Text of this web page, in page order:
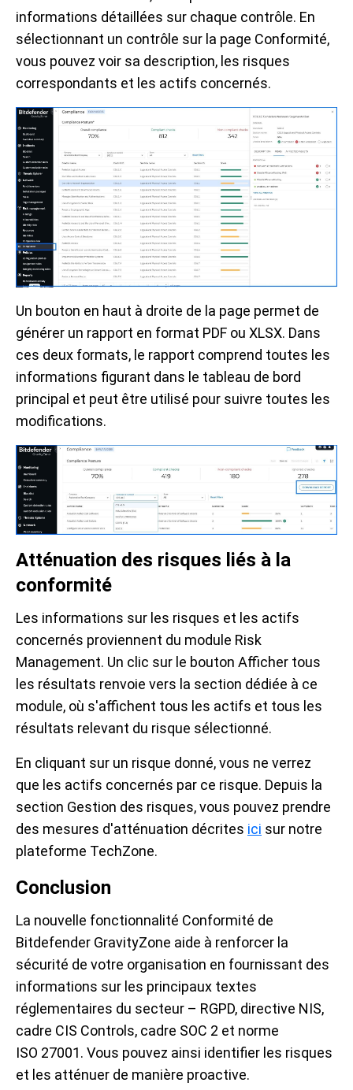
informations détaillées sur chaque contrôle. En
sélectionnant un contrôle sur la page Conformité,
vous pouvez voir sa description, les risques
correspondants et les actifs concernés.
Un bouton en haut à droite de la page permet de
générer un rapport en format PDF ou XLSX. Dans
ces deux formats, le rapport comprend toutes les
informations figurant dans le tableau de bord
principal et peut être utilisé pour suivre toutes les
modifications.
Atténuation des risques liés à la
conformité
Les informations sur les risques et les actifs
concernés proviennent du module Risk
Management. Un clic sur le bouton Afficher tous
les résultats renvoie vers la section dédiée à ce
module, où s'affichent tous les actifs et tous les
résultats relevant du risque sélectionné.
En cliquant sur un risque donné, vous ne verrez
que les actifs concernés par ce risque. Depuis la
section Gestion des risques, vous pouvez prendre
des mesures d'atténuation décrites ici sur notre
plateforme TechZone.
Conclusion
La nouvelle fonctionnalité Conformité de
Bitdefender GravityZone aide à renforcer la
sécurité de votre organisation en fournissant des
informations sur les principaux textes
réglementaires du secteur – RGPD, directive NIS,
cadre CIS Controls, cadre SOC 2 et norme
ISO 27001. Vous pouvez ainsi identifier les risques
et les atténuer de manière proactive.